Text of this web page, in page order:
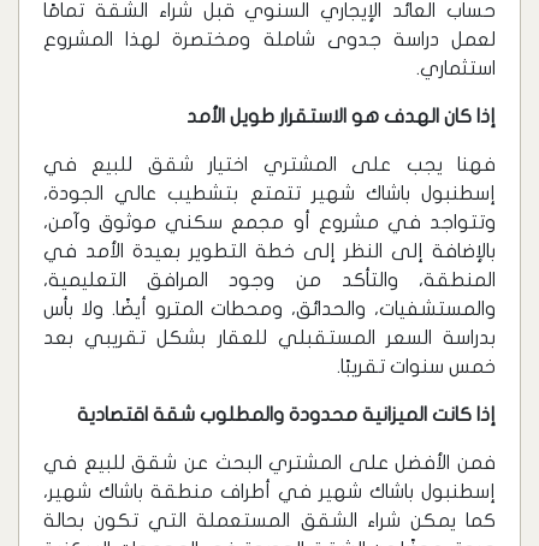
حساب العائد الإيجاري السنوي قبل شراء الشقة تمامًا
لعمل دراسة جدوى شاملة ومختصرة لهذا المشروع
استثماري.
إذا كان الهدف هو الاستقرار طويل الأمد
فهنا يجب على المشتري اختيار شقق للبيع في
إسطنبول باشاك شهير تتمتع بتشطيب عالي الجودة،
وتتواجد في مشروع أو مجمع سكني موثوق وآمن،
بالإضافة إلى النظر إلى خطة التطوير بعيدة الأمد في
المنطقة، والتأكد من وجود المرافق التعليمية،
والمستشفيات، والحدائق، ومحطات المترو أيضًا. ولا بأس
بدراسة السعر المستقبلي للعقار بشكل تقريبي بعد
خمس سنوات تقريبًا.
إذا كانت الميزانية محدودة والمطلوب شقة اقتصادية
فمن الأفضل على المشتري البحث عن شقق للبيع في
إسطنبول باشاك شهير في أطراف منطقة باشاك شهير،
كما يمكن شراء الشقق المستعملة التي تكون بحالة